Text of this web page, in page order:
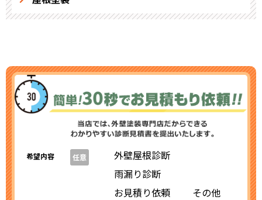
希望内容 任意
外壁屋根診断
雨漏り診断
お見積り依頼
その他